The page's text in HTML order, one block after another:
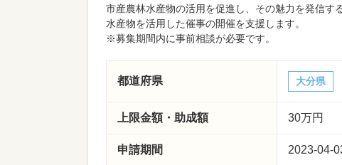
市産農林水産物の活用を促進し、その魅力を発信
水産物を活用した催事の開催を支援します。
※募集期間内に事前相談が必要です。
都道府県 大分県
上限金額・助成額 30万円
申請期間 2023-04-